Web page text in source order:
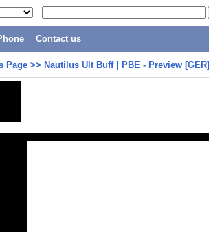
Contact us
Page >> Nautilus Ult Buff | PBE - Preview [GER]